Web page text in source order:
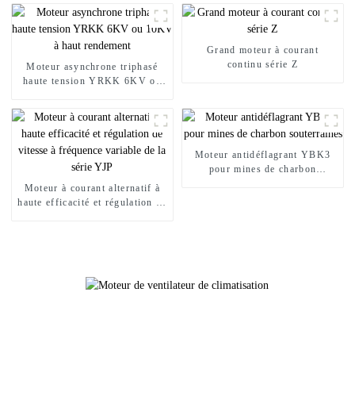
Moteur asynchrone triphasé
haute tension YRKK 6KV ou
Grand moteur à courant
continu série Z
Moteur à courant alternatif à
haute efficacité et régulation de
Moteur antidéflagrant YBK3
pour mines de charbon